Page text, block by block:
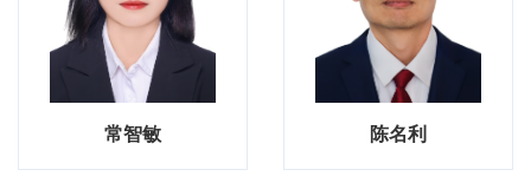
常智敏 陈名利